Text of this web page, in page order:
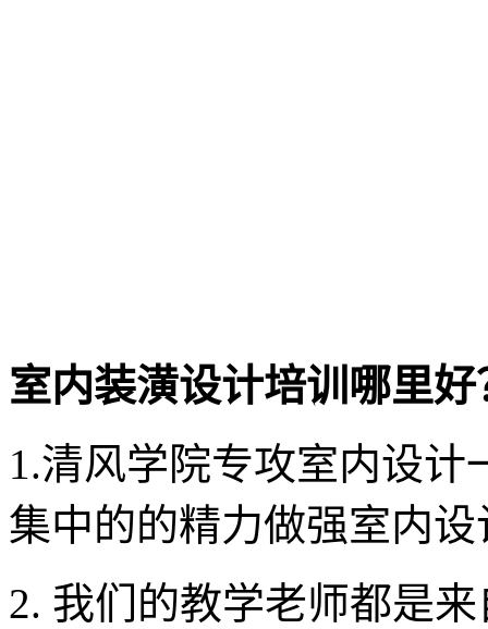
室内装潢设计培训哪里好
1.清风学院专攻室内设
集中的的精力做强室内设
2. 我们的教学老师都是